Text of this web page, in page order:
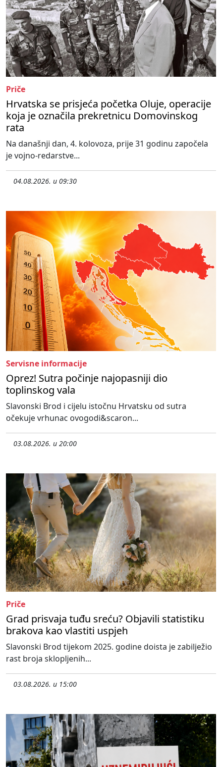
Priče
Hrvatska se prisjeća početka Oluje, operacije
koja je označila prekretnicu Domovinskog
rata
Na današnji dan, 4. kolovoza, prije 31 godinu započela
je vojno-redarstve...
04.08.2026. u 09:30
Servisne informacije
Oprez! Sutra počinje najopasniji dio
toplinskog vala
Slavonski Brod i cijelu istočnu Hrvatsku od sutra
očekuje vrhunac ovogodi&scaron...
03.08.2026. u 20:00
Priče
Grad prisvaja tuđu sreću? Objavili statistiku
brakova kao vlastiti uspjeh
Slavonski Brod tijekom 2025. godine doista je zabilježio
rast broja sklopljenih...
03.08.2026. u 15:00